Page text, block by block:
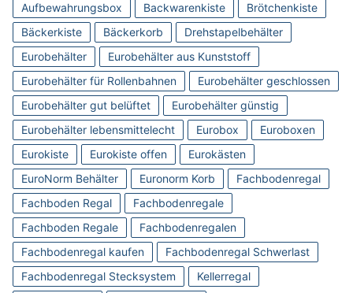
Aufbewahrungsbox Backwarenkiste
Brötchenkiste
Bäckerkiste
Bäckerkorb
Drehstapelbehälter
Eurobehälter
Eurobehälter aus Kunststoff
Eurobehälter für Rollenbahnen
Eurobehälter geschlossen
Eurobehälter gut belüftet
Eurobehälter günstig
Eurobehälter lebensmittelecht
Eurobox
Euroboxen
Eurokiste
Eurokiste offen
Eurokästen
EuroNorm Behälter
Euronorm Korb
Fachbodenregal
Fachboden Regal
Fachbodenregale
Fachboden Regale
Fachbodenregalen
Fachbodenregal kaufen
Fachbodenregal Schwerlast
Fachbodenregal Stecksystem
Kellerregal